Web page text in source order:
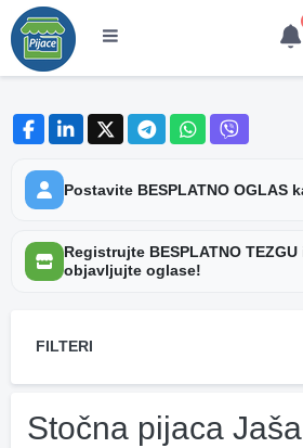
Postavite BESPLATNO OGLAS
Registrujte BESPLATNO TEZGU
objavljujte oglase!
FILTERI
Stočna pijaca